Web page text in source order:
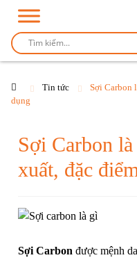
Tin tức
Sợi Carbon
dụng
Sợi Carbon
xuất, đặc
Sợi Carbon được mệnh